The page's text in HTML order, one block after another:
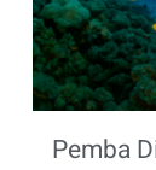
Pemba